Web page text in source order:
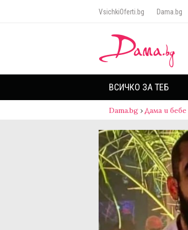
VsichkiOferti.bg Dama.bg
ВСИЧКО ЗА ТЕБ
Dama.bg ›Дама и бебе